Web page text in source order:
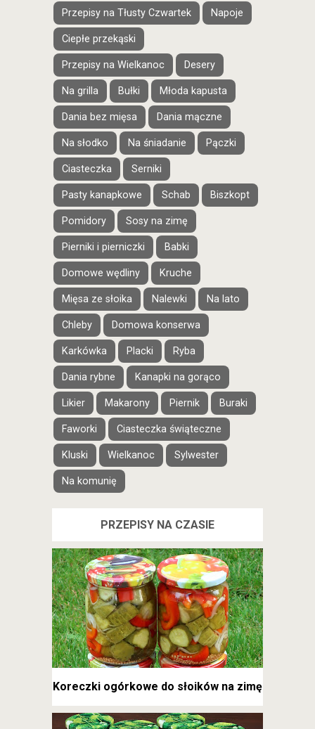
Przepisy na Tłusty Czwartek Napoje
Ciepłe przekąski
Przepisy na Wielkanoc Desery
Na grilla Bułki Młoda kapusta
Dania bez mięsa Dania mączne
Na słodko Na śniadanie Pączki
Ciasteczka Serniki
Pasty kanapkowe Schab Biszkopt
Pomidory Sosy na zimę
Pierniki i pierniczki Babki
Domowe wędliny Kruche
Mięsa ze słoika Nalewki Na lato
Chleby Domowa konserwa
Karkówka Placki Ryba
Dania rybne Kanapki na gorąco
Likier Makarony Piernik Buraki
Faworki Ciasteczka świąteczne
Kluski Wielkanoc Sylwester
Na komunię
PRZEPISY NA CZASIE
Koreczki ogórkowe do słoików na zimę